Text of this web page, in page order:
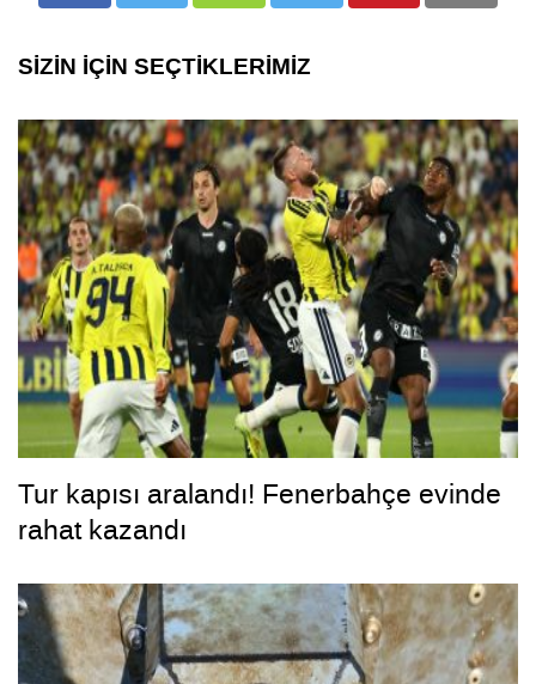
SİZİN İÇİN SEÇTİKLERİMİZ
Tur kapısı aralandı! Fenerbahçe evinde
rahat kazandı